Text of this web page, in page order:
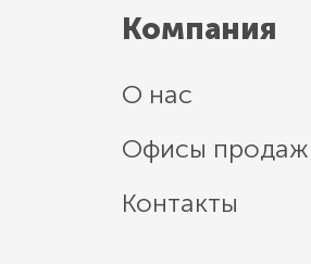
Компания
О нас
Офисы продаж
Контакты